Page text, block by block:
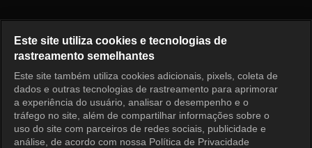
Entrar
Este site utiliza cookies e tecnologias de
rastreamento semelhantes
Este site também utiliza cookies adicionais, pixels, coleta de
dados e outras tecnologias de rastreamento para aprimorar
a experiência do usuário, analisar o desempenho e o
tráfego no site, além de compartilhar informações sobre o
uso do site com parceiros de redes sociais, publicidade e
análise, de acordo com nossa Política de Privacidade